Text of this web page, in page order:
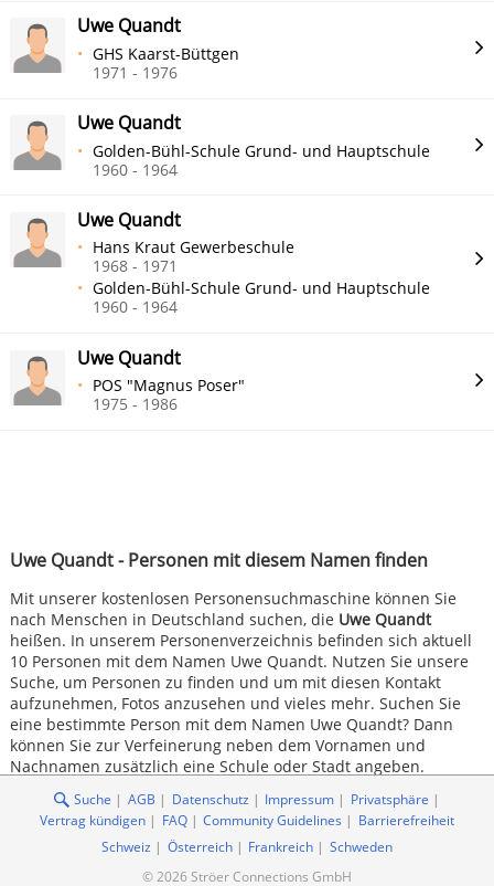
Uwe Quandt - Personen mit diesem Namen finden
Mit unserer kostenlosen Personensuchmaschine können Sie
nach Menschen in Deutschland suchen, die Uwe Quandt
heißen. In unserem Personenverzeichnis befinden sich aktuell
10 Personen mit dem Namen Uwe Quandt. Nutzen Sie unsere
Suche, um Personen zu finden und um mit diesen Kontakt
aufzunehmen, Fotos anzusehen und vieles mehr. Suchen Sie
eine bestimmte Person mit dem Namen Uwe Quandt? Dann
können Sie zur Verfeinerung neben dem Vornamen und
Nachnamen zusätzlich eine Schule oder Stadt angeben.
Uwe Quandt
GHS Kaarst-Büttgen
1971 - 1976
Uwe Quandt
Golden-Bühl-Schule Grund- und Hauptschule
1960 - 1964
Uwe Quandt
Hans Kraut Gewerbeschule
1968 - 1971
Golden-Bühl-Schule Grund- und Hauptschule
1960 - 1964
Uwe Quandt
POS "Magnus Poser"
1975 - 1986
Suche AGB Datenschutz Impressum
Privatsphäre
Vertrag kündigen
FAQ Community Guidelines
Barrierefreiheit
Schweiz
Österreich Frankreich
Schweden
© 2026 Ströer Connections GmbH